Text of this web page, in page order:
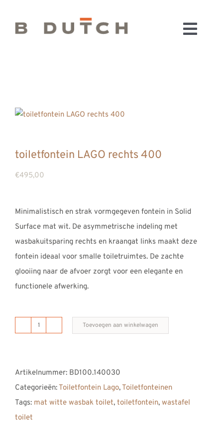
inhoud
WEBSHOP
BLOG
REVIEWS
CONTACT
toiletfontein LAGO rechts 400
€495,00
Minimalistisch en strak vormgegeven fontein in Solid
Surface mat wit. De asymmetrische indeling met
wasbakuitsparing rechts en kraangat links maakt deze
fontein ideaal voor smalle toiletruimtes. De zachte
glooiing naar de afvoer zorgt voor een elegante en
functionele afwerking.
toiletfontein
400
aantal
Toevoegen aan winkelwagen
Artikelnummer: BD100.140030
Categorieën:Toiletfontein Lago,Toiletfonteinen
Tags: mat witte wasbak toilet, toiletfontein, wastafel
toilet